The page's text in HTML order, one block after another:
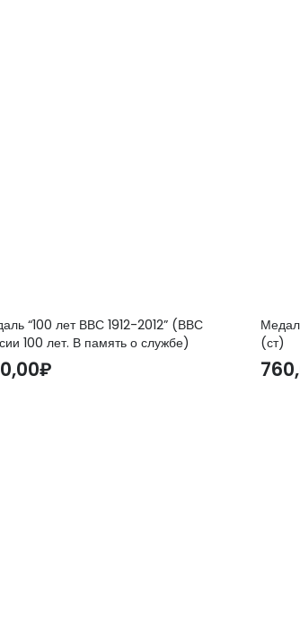
“100 лет ВВС 1912-2012” (ВВС
100 лет. В память о службе)
₽
(ст)